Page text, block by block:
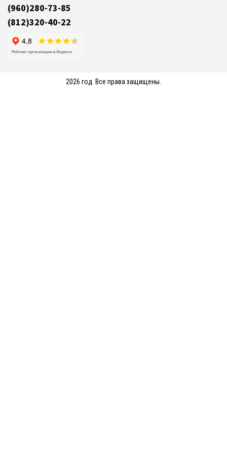
(960)280-73-85
(812)320-40-22
2026 год. Все права защищены.